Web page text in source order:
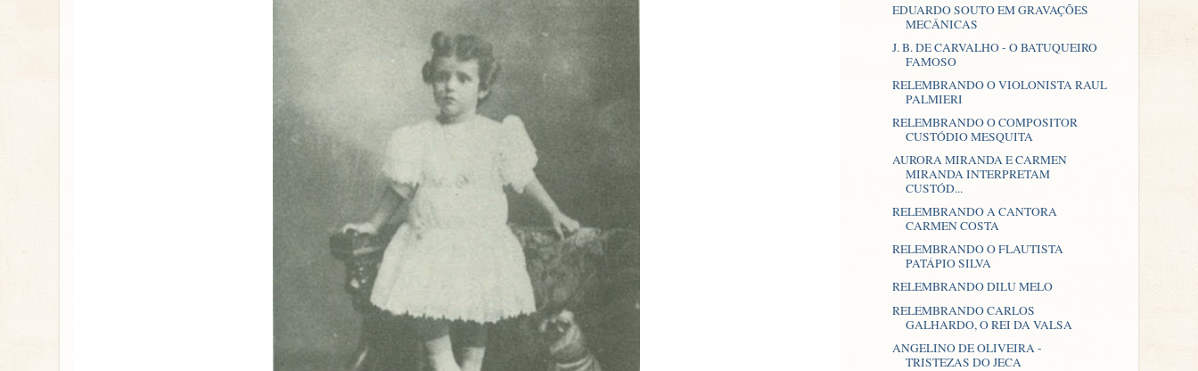
EDUARDO SOUTO EM GRAVAÇÕES
MECÂNICAS
J. B. DE CARVALHO - O BATUQUEIRO
FAMOSO
RELEMBRANDO O VIOLONISTA RAUL
PALMIERI
RELEMBRANDO O COMPOSITOR
CUSTÓDIO MESQUITA
AURORA MIRANDA E CARMEN
MIRANDA INTERPRETAM
CUSTÓD...
RELEMBRANDO A CANTORA
CARMEN COSTA
RELEMBRANDO O FLAUTISTA
PATÁPIO SILVA
RELEMBRANDO DILU MELO
RELEMBRANDO CARLOS
GALHARDO, O REI DA VALSA
ANGELINO DE OLIVEIRA -
TRISTEZAS DO JECA